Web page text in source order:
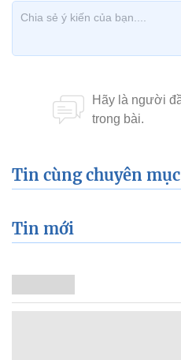
Tin cùng chuyên mục
Tin mới